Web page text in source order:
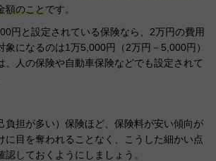
額のことです。
円と設定されている保険なら、2万円の費用
象になるのは1万5,000円（2万円－5,000円）
、人の保険や自動車保険などでも設定されて
負担が多い）保険ほど、保険料が安い傾向が
に目を奪われることなく、こうした細かい点
しておくようにしましょう。